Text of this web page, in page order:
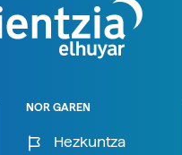
NOR GAREN
Hezkuntza